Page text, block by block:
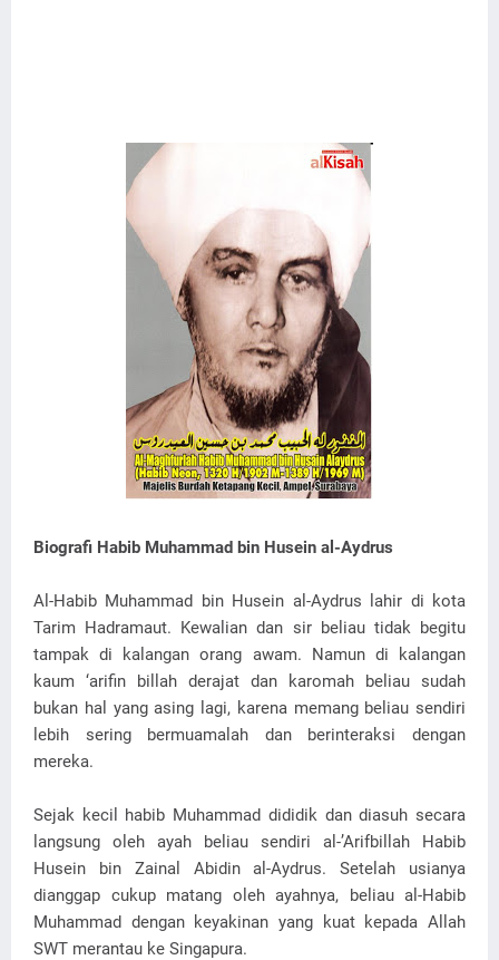
Biografi Habib Muhammad bin Husein al-Aydrus
Al-Habib Muhammad bin Husein al-Aydrus lahir di kota
Tarim Hadramaut. Kewalian dan sir beliau tidak begitu
tampak di kalangan orang awam. Namun di kalangan
kaum ‘arifin billah derajat dan karomah beliau sudah
bukan hal yang asing lagi, karena memang beliau sendiri
lebih sering bermuamalah dan berinteraksi dengan
mereka.
Sejak kecil habib Muhammad dididik dan diasuh secara
langsung oleh ayah beliau sendiri al-’Arifbillah Habib
Husein bin Zainal Abidin al-Aydrus. Setelah usianya
dianggap cukup matang oleh ayahnya, beliau al-Habib
Muhammad dengan keyakinan yang kuat kepada Allah
SWT merantau ke Singapura.